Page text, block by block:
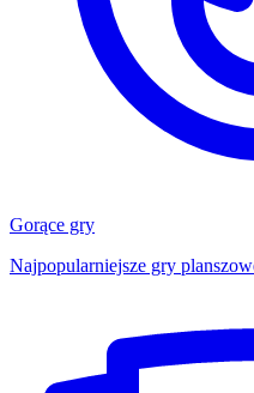
Gorące gry
Najpopularniejsze gry